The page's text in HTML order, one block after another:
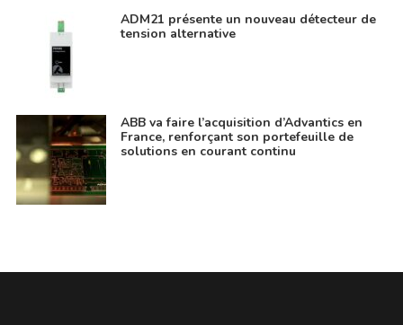
ADM21 présente un nouveau détecteur de
tension alternative
ABB va faire l’acquisition d’Advantics en
France, renforçant son portefeuille de
solutions en courant continu